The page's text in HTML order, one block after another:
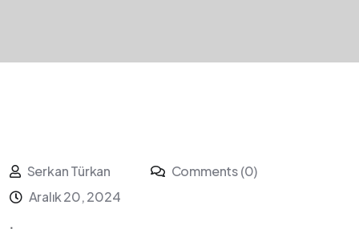
Serkan Türkan
Comments (0)
Aralık 20, 2024